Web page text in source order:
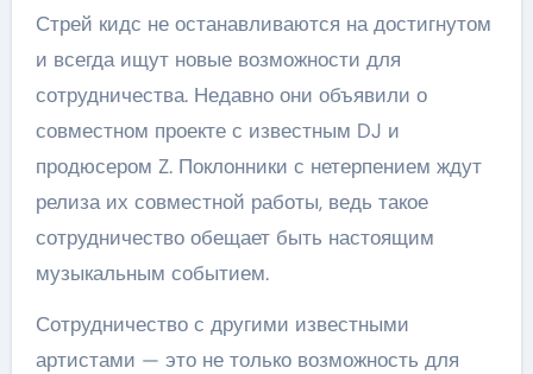
Стрей кидс не останавливаются на достигнутом
и всегда ищут новые возможности для
сотрудничества. Недавно они объявили о
совместном проекте с известным DJ и
продюсером Z. Поклонники с нетерпением ждут
релиза их совместной работы, ведь такое
сотрудничество обещает быть настоящим
музыкальным событием.
Сотрудничество с другими известными
артистами — это не только возможность для